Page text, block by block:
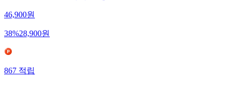
46,900원
38%28,900원
867 적립